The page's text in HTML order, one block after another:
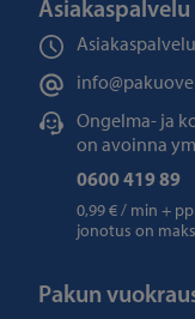
Asiakaspalvelu
Ongelma- ja
on avoinna
0600 419 89
0,99 € / min +
jonotus on
Pakun